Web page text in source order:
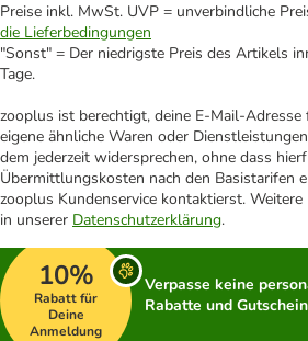
Preise inkl. MwSt. UVP = unverbindliche
die Lieferbedingungen
"Sonst" = Der niedrigste Preis des Artikels
Tage.
zooplus ist berechtigt, deine E-Mail-
eigene ähnliche Waren oder
dem jederzeit widersprechen, ohne dass
Übermittlungskosten nach den Basistarifen
zooplus Kundenservice kontaktierst.
in unserer Datenschutzerklärung.
10%
Rabatt für
Deine
Anmeldung
Verpasse keine
Rabatte und